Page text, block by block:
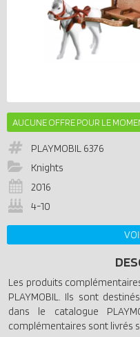
AUCUNE OFFRE POUR LE
PLAYMOBIL 6376
Knights
2016
4-10
Les produits
PLAYMOBIL. Ils sont
dans le catalogue
complémentaires sont livrés